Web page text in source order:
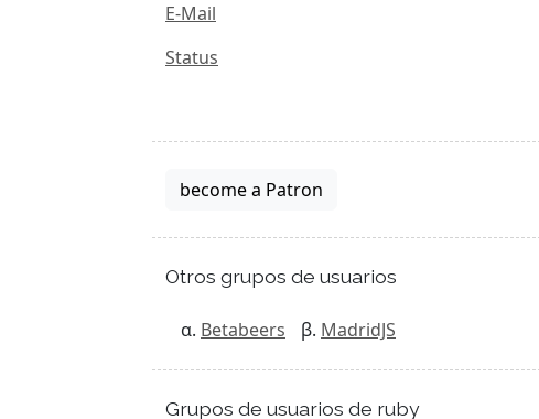
E-Mail
Status
become a Patron
Otros grupos de usuarios
Betabeers MadridJS
Grupos de usuarios de ruby